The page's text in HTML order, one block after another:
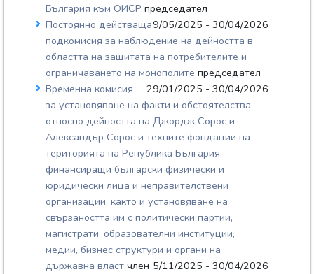
България към ОИСРпредседател
9/05/2025 - 30/04/2026
Постоянно действаща
подкомисия за наблюдение на дейността в
областта на защитата на потребителите и
ограничаването на монополитепредседател
29/01/2025 - 30/04/2026
Временна комисия
за установяване на факти и обстоятелства
относно дейността на Джордж Сорос и
Александър Сорос и техните фондации на
територията на Република България,
финансиращи български физически и
юридически лица и неправителствени
организации, както и установяване на
свързаността им с политически партии,
магистрати, образователни институции,
медии, бизнес структури и органи на
държавна властчлен 5/11/2025 - 30/04/2026